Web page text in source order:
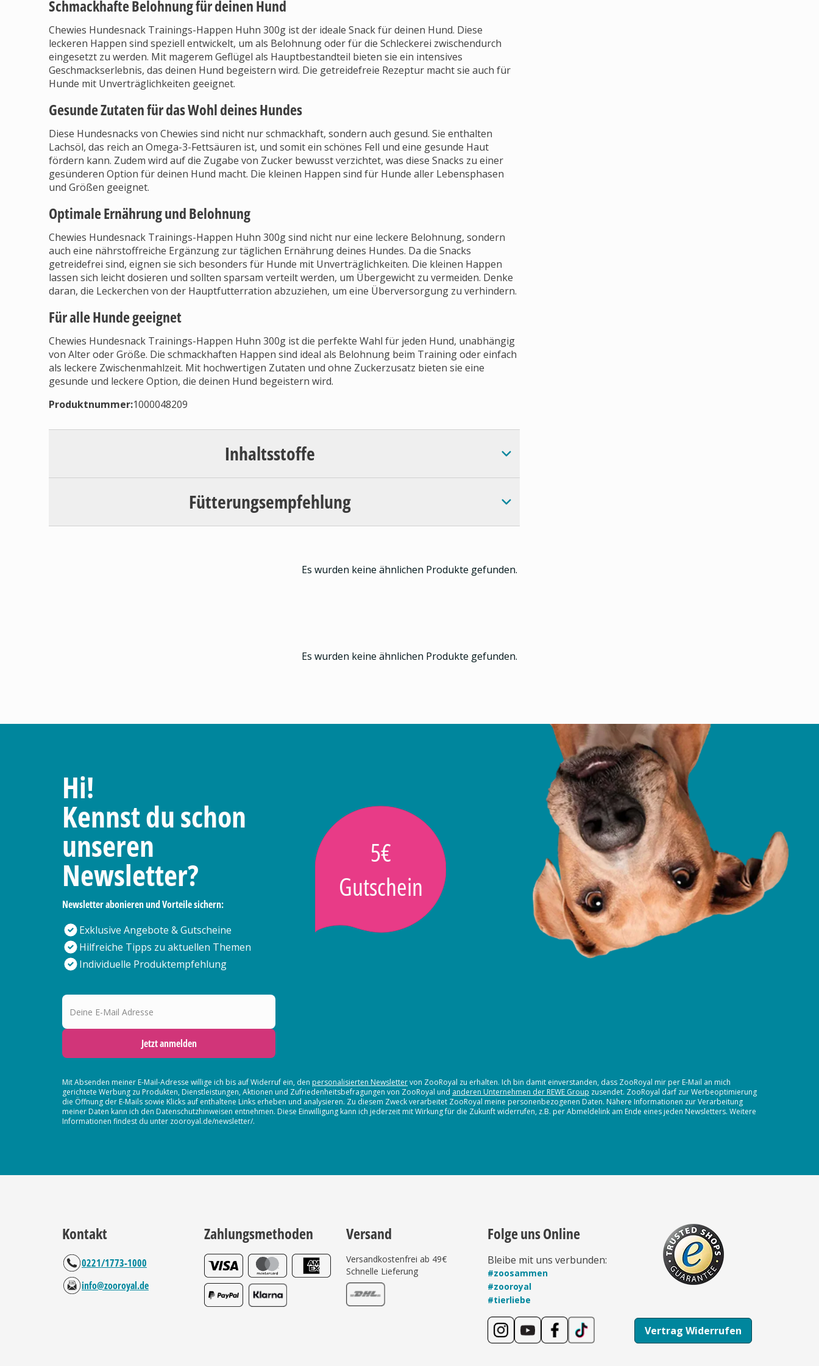
Schmackhafte Belohnung für deinen Hund
Chewies Hundesnack Trainings-Happen Huhn 300g ist der ideale Snack für deinen Hund. Diese
leckeren Happen sind speziell entwickelt, um als Belohnung oder für die Schleckerei zwischendurch
eingesetzt zu werden. Mit magerem Geflügel als Hauptbestandteil bieten sie ein intensives
Geschmackserlebnis, das deinen Hund begeistern wird. Die getreidefreie Rezeptur macht sie auch für
Hunde mit Unverträglichkeiten geeignet.
Gesunde Zutaten für das Wohl deines Hundes
Diese Hundesnacks von Chewies sind nicht nur schmackhaft, sondern auch gesund. Sie enthalten
Lachsöl, das reich an Omega-3-Fettsäuren ist, und somit ein schönes Fell und eine gesunde Haut
fördern kann. Zudem wird auf die Zugabe von Zucker bewusst verzichtet, was diese Snacks zu einer
gesünderen Option für deinen Hund macht. Die kleinen Happen sind für Hunde aller Lebensphasen
und Größen geeignet.
Optimale Ernährung und Belohnung
Chewies Hundesnack Trainings-Happen Huhn 300g sind nicht nur eine leckere Belohnung, sondern
auch eine nährstoffreiche Ergänzung zur täglichen Ernährung deines Hundes. Da die Snacks
getreidefrei sind, eignen sie sich besonders für Hunde mit Unverträglichkeiten. Die kleinen Happen
lassen sich leicht dosieren und sollten sparsam verteilt werden, um Übergewicht zu vermeiden. Denke
daran, die Leckerchen von der Hauptfutterration abzuziehen, um eine Überversorgung zu verhindern.
Für alle Hunde geeignet
Chewies Hundesnack Trainings-Happen Huhn 300g ist die perfekte Wahl für jeden Hund, unabhängig
von Alter oder Größe. Die schmackhaften Happen sind ideal als Belohnung beim Training oder einfach
als leckere Zwischenmahlzeit. Mit hochwertigen Zutaten und ohne Zuckerzusatz bieten sie eine
gesunde und leckere Option, die deinen Hund begeistern wird.
Produktnummer:1000048209
Inhaltsstoffe
Fütterungsempfehlung
Es wurden keine ähnlichen Produkte gefunden.
Es wurden keine ähnlichen Produkte gefunden.
Hi!
Kennst du schon
unseren
Newsletter?
Newsletter abonieren und Vorteile sichern:
Exklusive Angebote & Gutscheine
Hilfreiche Tipps zu aktuellen Themen
Individuelle Produktempfehlung
5€
Gutschein
Deine E-Mail Adresse
Jetzt anmelden
Mit Absenden meiner E-Mail-Adresse willige ich bis auf Widerruf ein, den personalisierten Newslettervon ZooRoyal zu erhalten. Ich bin damit einverstanden, dass ZooRoyal mir per E-Mail an mich
gerichtete Werbung zu Produkten, Dienstleistungen, Aktionen und Zufriedenheitsbefragungen von ZooRoyal und anderen Unternehmen der REWE Group zusendet. ZooRoyal darf zur Werbeoptimierung
die Öffnung der E-Mails sowie Klicks auf enthaltene Links erheben und analysieren. Zu diesem Zweck verarbeitet ZooRoyal meine personenbezogenen Daten. Nähere Informationen zur Verarbeitung
meiner Daten kann ich den Datenschutzhinweisen entnehmen. Diese Einwilligung kann ich jederzeit mit Wirkung für die Zukunft widerrufen, z.B. per Abmeldelink am Ende eines jeden Newsletters. Weitere
Informationen findest du unter zooroyal.de/newsletter/.
Kontakt
0221/1773-1000
info@zooroyal.de
Zahlungsmethoden Versand
Versandkostenfrei ab 49€
Schnelle Lieferung
Folge uns Online
Bleibe mit uns verbunden:
#zoosammen
#zooroyal
#tierliebe
Vertrag Widerrufen